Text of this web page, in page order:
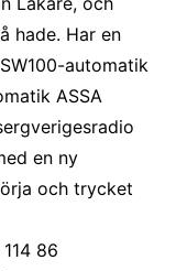
hade. Har en
automatik
ASSA
en ny
och trycket
86